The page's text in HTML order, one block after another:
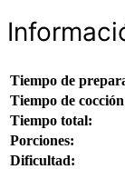
Tiempo de
Tiempo de
Tiempo total:
Porciones:
Dificultad: